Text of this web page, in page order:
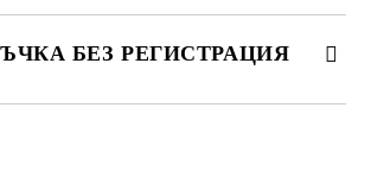
БЕЗ РЕГИСТРАЦИЯ